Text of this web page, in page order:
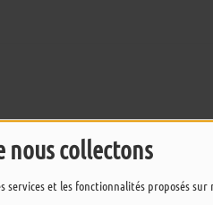
nous collectons
services et les fonctionnalités proposés